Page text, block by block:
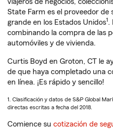
State Farm es el proveedor de
grande en los Estados Unidos1.
combinando la compra de las
automóviles y de vivienda.
Curtis Boyd en Groton, CT le
de que haya completado una
en línea. ¡Es rápido y sencillo!
1. Clasificación y datos de S&P Global
directas escritas a fecha del 2018.
Comience su cotización de